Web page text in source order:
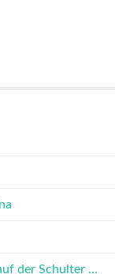
der Schulter …